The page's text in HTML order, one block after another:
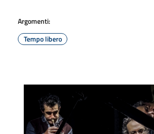
Argomenti:
Tempo libero